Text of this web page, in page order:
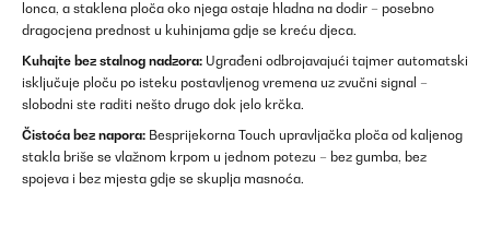
lonca, a staklena ploča oko njega ostaje hladna na dodir – posebno
dragocjena prednost u kuhinjama gdje se kreću djeca.
Kuhajte bez stalnog nadzora: Ugrađeni odbrojavajući tajmer automatski
isključuje ploču po isteku postavljenog vremena uz zvučni signal –
slobodni ste raditi nešto drugo dok jelo krčka.
Čistoća bez napora: Besprijekorna Touch upravljačka ploča od kaljenog
stakla briše se vlažnom krpom u jednom potezu – bez gumba, bez
spojeva i bez mjesta gdje se skuplja masnoća.